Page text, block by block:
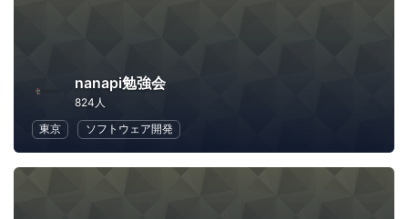
nanapi勉強会
824人
東京
ソフトウェア開発